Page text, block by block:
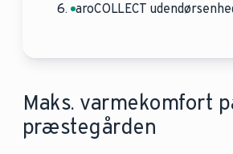
aroCOLLECT
Maks. varmekomfort
præstegården